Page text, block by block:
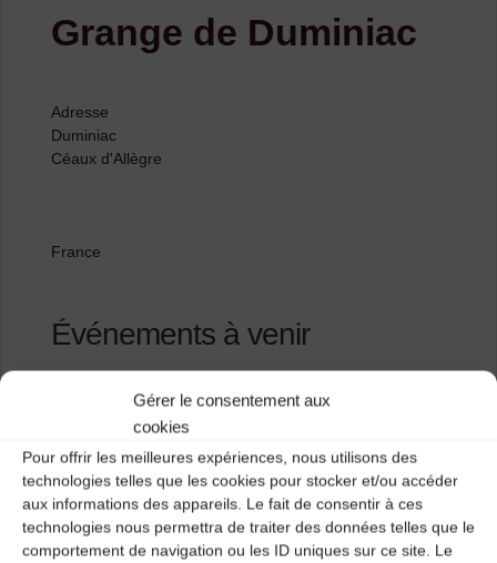
Gérer le consentement aux
cookies
Pour offrir les meilleures expériences, nous utilisons des
technologies telles que les cookies pour stocker et/ou accéder
aux informations des appareils. Le fait de consentir à ces
technologies nous permettra de traiter des données telles que le
comportement de navigation ou les ID uniques sur ce site. Le
Grange de Duminiac
Adresse
Duminiac
Céaux d'Allègre
France
Événements à venir
Bal trad' à Duminiac - 12/09/2026 - 21 h 00
Maison pour tous
Parc Valentin